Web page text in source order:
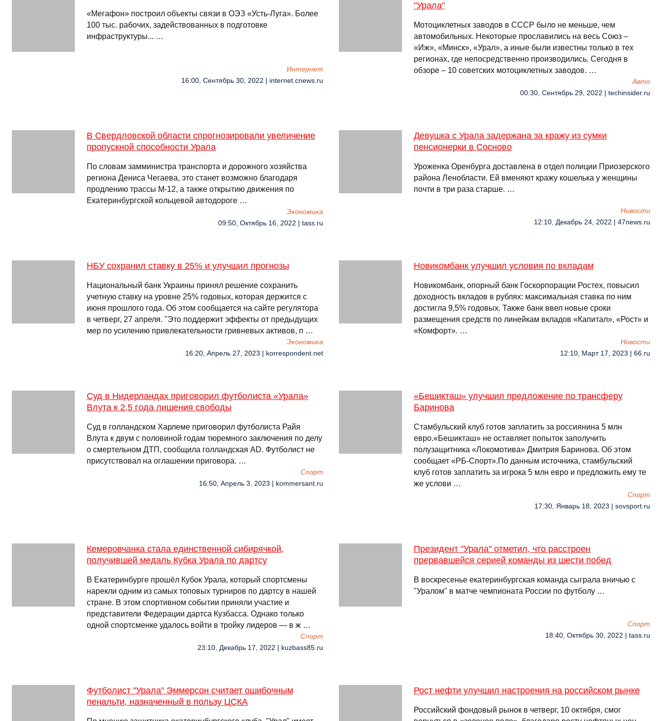
«Мегафон» построил объекты связи в ОЭЗ «Усть-Луга». Более
100 тыс. рабочих, задействованных в подготовке
инфраструктуры... …
Интернет
16:00, Сентябрь 30, 2022 | internet.cnews.ru
"Урала"
Мотоциклетных заводов в СССР было не меньше, чем
автомобильных. Некоторые прославились на весь Союз –
«Иж», «Минск», «Урал», а иные были известны только в тех
регионах, где непосредственно производились. Сегодня в
обзоре – 10 советских мотоциклетных заводов. …
Авто
00:30, Сентябрь 29, 2022 | techinsider.ru
В Свердловской области спрогнозировали увеличение
пропускной способности Урала
По словам замминистра транспорта и дорожного хозяйства
региона Дениса Чегаева, это станет возможно благодаря
продлению трассы М-12, а также открытию движения по
Екатеринбургской кольцевой автодороге …
Экономика
09:50, Октябрь 16, 2022 | tass.ru
Девушка с Урала задержана за кражу из сумки
пенсионерки в Сосново
Уроженка Оренбурга доставлена в отдел полиции Приозерского
района Ленобласти. Ей вменяют кражу кошелька у женщины
почти в три раза старше. …
Новости
12:10, Декабрь 24, 2022 | 47news.ru
НБУ сохранил ставку в 25% и улучшил прогнозы
Национальный банк Украины принял решение сохранить
учетную ставку на уровне 25% годовых, которая держится с
июня прошлого года. Об этом сообщается на сайте регулятора
в четверг, 27 апреля. "Это поддержит эффекты от предыдущих
мер по усилению привлекательности гривневых активов, п …
Экономика
16:20, Апрель 27, 2023 | korrespondent.net
Новикомбанк улучшил условия по вкладам
Новикомбанк, опорный банк Госкорпорации Ростех, повысил
доходность вкладов в рублях: максимальная ставка по ним
достигла 9,5% годовых. Также банк ввел новые сроки
размещения средств по линейкам вкладов «Капитал», «Рост» и
«Комфорт». …
Новости
12:10, Март 17, 2023 | 66.ru
Суд в Нидерландах приговорил футболиста «Урала»
Влута к 2,5 года лишения свободы
Суд в голландском Харлеме приговорил футболиста Райя
Влута к двум с половиной годам тюремного заключения по делу
о смертельном ДТП, сообщила голландская AD. Футболист не
присутствовал на оглашении приговора. …
Спорт
16:50, Апрель 3, 2023 | kommersant.ru
«Бешикташ» улучшил предложение по трансферу
Баринова
Стамбульский клуб готов заплатить за россиянина 5 млн
евро.«Бешикташ» не оставляет попыток заполучить
полузащитника «Локомотива» Дмитрия Баринова. Об этом
сообщает «РБ-Спорт».По данным источника, стамбульский
клуб готов заплатить за игрока 5 млн евро и предложить ему те
же услови …
Спорт
17:30, Январь 18, 2023 | sovsport.ru
Кемеровчанка стала единственной сибирячкой,
получившей медаль Кубка Урала по дартсу
В Екатеринбурге прошёл Кубок Урала, который спортсмены
нарекли одним из самых топовых турниров по дартсу в нашей
стране. В этом спортивном событии приняли участие и
представители Федерации дартса Кузбасса. Однако только
одной спортсменке удалось войти в тройку лидеров — в ж …
Спорт
23:10, Декабрь 17, 2022 | kuzbass85.ru
Президент "Урала" отметил, что расстроен
прервавшейся серией команды из шести побед
В воскресенье екатеринбургская команда сыграла вничью с
"Уралом" в матче чемпионата России по футболу …
Спорт
18:40, Октябрь 30, 2022 | tass.ru
Футболист "Урала" Эммерсон считает ошибочным
пенальти, назначенный в пользу ЦСКА
Рост нефти улучшил настроения на российском рынке
Российский фондовый рынок в четверг, 10 октября, смог